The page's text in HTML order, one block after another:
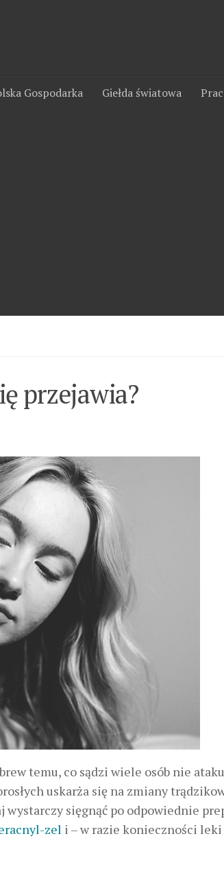
Gospodarka Giełda światowa
przejawia?
temu, co sądzi wiele osób nie
uskarża się na zmiany
wystarczy sięgnąć po odpowiednie
zel i – w razie konieczności leki